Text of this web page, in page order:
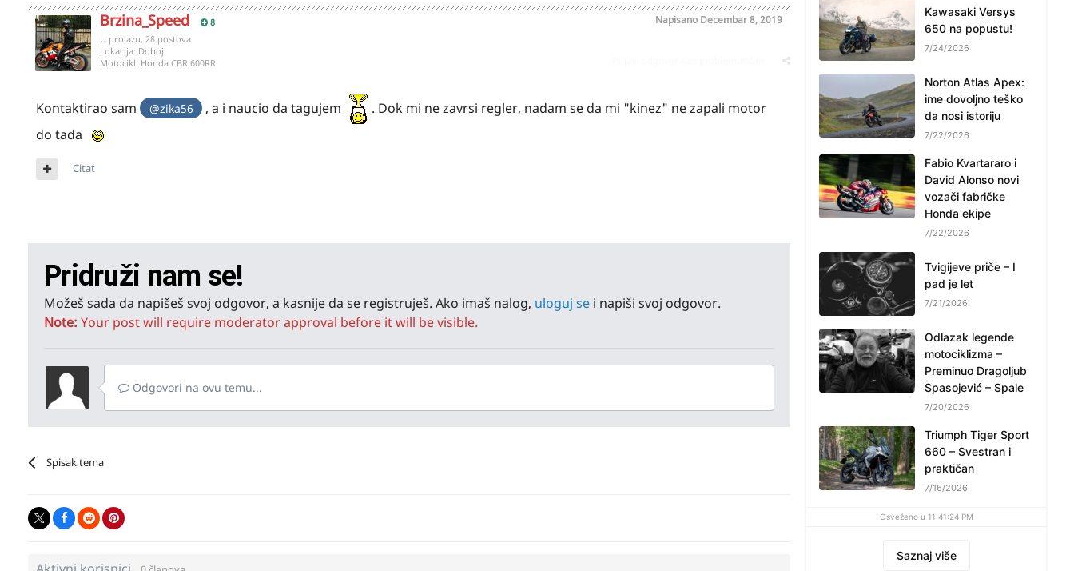
Brzina_Speed 8 Napisano Decembar 8, 2019
U prolazu, 28 postova
Lokacija: Doboj
Motocikl: Honda CBR 600RR
Kontaktirao sam @zika56 , a i naucio da tagujem
. Dok mi ne zavrsi regler, nadam se da mi "kinez" ne zapali motor
do tada
Citat
Pridruži nam se!
Možeš sada da napišeš svoj odgovor, a kasnije da se registruješ. Ako imaš nalog, uloguj se i napiši svoj odgovor.
Note: Your post will require moderator approval before it will be visible.
Odgovori na ovu temu...
Spisak tema
Kawasaki Versys
650 na popustu!
7/24/2026
Norton Atlas Apex:
ime dovoljno teško
da nosi istoriju
7/22/2026
Fabio Kvartararo i
David Alonso novi
vozači fabričke
Honda ekipe
7/22/2026
Tvigijeve priče – I
pad je let
7/21/2026
Odlazak legende
motociklizma –
Preminuo Dragoljub
Spasojević – Spale
7/20/2026
Triumph Tiger Sport
660 – Svestran i
praktičan
7/16/2026
Osveženo u 11:41:24 PM
Saznaj više